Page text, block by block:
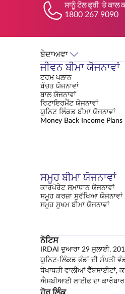
ਸਾਨੂੰ ਟੋਲ ਫ੍ਰੀ 'ਤੇ ਕਾਲ
1800 267 9090
ਬੇਦਾਅਵਾ
ਜੀਵਨ ਬੀਮਾ ਯੋਜਨਾਵਾਂ
ਟਰਮ ਪਲਾਨ
ਬੱਚਤ ਯੋਜਨਾਵਾਂ
ਬਾਲ ਯੋਜਨਾਵਾਂ
ਰਿਟਾਇਰਮੈਂਟ ਯੋਜਨਾਵਾਂ
ਯੂਨਿਟ ਲਿੰਕਡ ਬੀਮਾ ਯੋਜਨਾਵਾਂ
Money Back Income Plans
ਸਮੂਹ ਬੀਮਾ ਯੋਜਨਾਵਾਂ
ਕਾਰਪੋਰੇਟ ਸਮਾਧਾਨ ਯੋਜਨਾਵਾਂ
ਸਮੂਹ ਕਰਜ਼ਾ ਸੁਰੱਖਿਆ ਯੋਜਨਾਵਾਂ
ਸਮੂਹ ਸੂਖਮ ਬੀਮਾ ਯੋਜਨਾਵਾਂ
ਨੋਟਿਸ
IRDAI ਦੁਆਰਾ 29 ਜੁਲਾਈ,
ਯੂਨਿਟ-ਲਿੰਕਡ ਫੰਡਾਂ ਦੀ
ਧੋਖਾਧੜੀ ਵਾਲੀਆਂ ਵੈੱਬਸਾਈਟਾਂ,
ਐਸਬੀਆਈ ਲਾਈਫ਼ ਦਾ